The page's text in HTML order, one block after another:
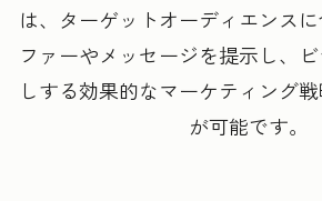
は、ターゲットオーディエンス
ファーやメッセージを提示し、
しする効果的なマーケティング
が可能です。